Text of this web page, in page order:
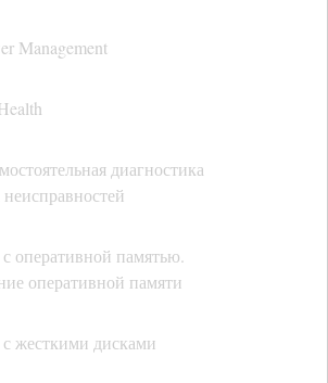
Management
диагностика
оперативной памятью.
оперативной памяти
жесткими дисками